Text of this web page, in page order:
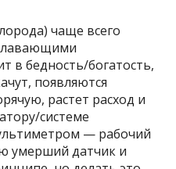
чаще всего
в бедность/богатость,
появляются
растет расход и
системе
— рабочий
умерший датчик и